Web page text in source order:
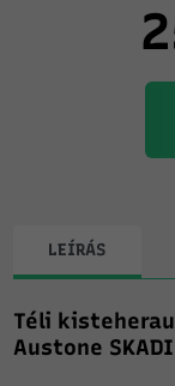
LEÍRÁS
Téli
Austone